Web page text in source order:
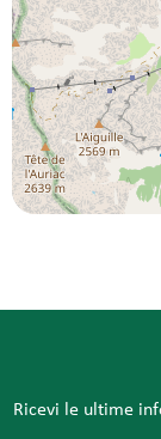
Ricevi le ultime